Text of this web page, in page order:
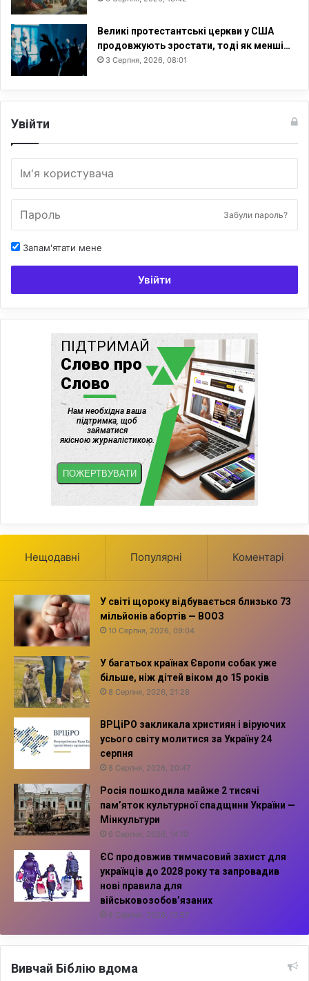
Великі протестантські церкви у США
продовжують зростати, тоді як менші…
3 Серпня, 2026, 08:01
Увійти
Забули пароль?
Запам'ятати мене
Увійти
Нещодавні Популярні Коментарі
У світі щороку відбувається близько 73
мільйонів абортів — ВООЗ
10 Серпня, 2026, 09:04
У багатьох країнах Європи собак уже
більше, ніж дітей віком до 15 років
8 Серпня, 2026, 21:28
ВРЦіРО закликала християн і віруючих
усього світу молитися за Україну 24
серпня
8 Серпня, 2026, 20:47
Росія пошкодила майже 2 тисячі
пам’яток культурної спадщини України —
Мінкультури
6 Серпня, 2026, 14:10
ЄС продовжив тимчасовий захист для
українців до 2028 року та запровадив
нові правила для
військовозобов’язаних
6 Серпня, 2026, 13:57
Вивчай Біблію вдома